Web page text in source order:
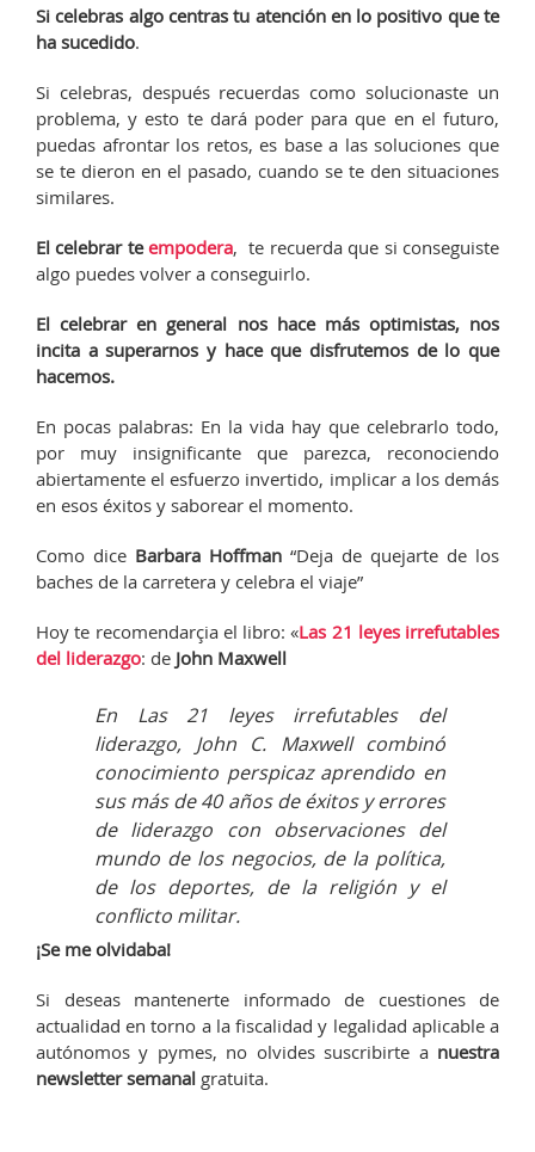
Si celebras algo centras tu atención en lo positivo que te
ha sucedido.
Si celebras, después recuerdas como solucionaste un
problema, y esto te dará poder para que en el futuro,
puedas afrontar los retos, es base a las soluciones que
se te dieron en el pasado, cuando se te den situaciones
similares.
El celebrar teempodera, te recuerda que si conseguiste
algo puedes volver a conseguirlo.
El celebrar en general nos hace más optimistas, nos
incita a superarnos y hace que disfrutemos de lo que
hacemos.
En pocas palabras: En la vida hay que celebrarlo todo,
por muy insignificante que parezca, reconociendo
abiertamente el esfuerzo invertido, implicar a los demás
en esos éxitos y saborear el momento.
Como dice Barbara Hoffman “Deja de quejarte de los
baches de la carretera y celebra el viaje”
Hoy te recomendarçia el libro: «Las 21 leyes irrefutables
del liderazgo: de John Maxwell
En Las 21 leyes irrefutables del
liderazgo, John C. Maxwell combinó
conocimiento perspicaz aprendido en
sus más de 40 años de éxitos y errores
de liderazgo con observaciones del
mundo de los negocios, de la política,
de los deportes, de la religión y el
conflicto militar.
¡Se me olvidaba!
Si deseas mantenerte informado de cuestiones de
actualidad en torno a la fiscalidad y legalidad aplicable a
autónomos y pymes, no olvides suscribirte anuestra
newsletter semanal gratuita.